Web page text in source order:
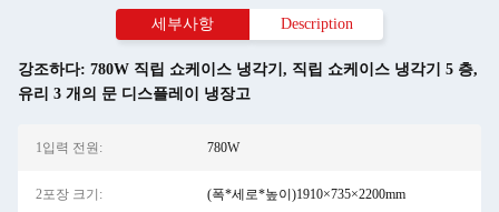
세부사항 Description
강조하다: 780W 직립 쇼케이스 냉각기 , 직립 쇼케이스 냉각기 5 층,
유리 3 개의 문 디스플레이 냉장고
1입력 전원: 780W
2포장 크기: (폭*세로*높이)1910×735×2200mm